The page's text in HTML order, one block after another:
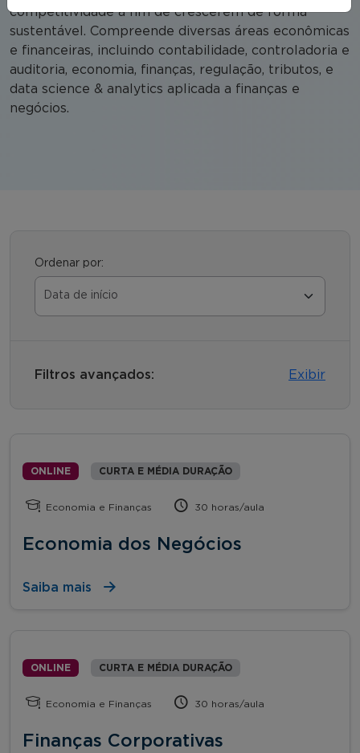
competitividade a fim de crescerem de forma
sustentável. Compreende diversas áreas econômicas
e financeiras, incluindo contabilidade, controladoria e
auditoria, economia, finanças, regulação, tributos, e
data science & analytics aplicada a finanças e
negócios.
Ordenar por:
Filtros avançados: Exibir
ONLINE CURTA E MÉDIA DURAÇÃO
Economia e Finanças 30 horas/aula
Economia dos Negócios
Saiba mais
ONLINE CURTA E MÉDIA DURAÇÃO
Economia e Finanças 30 horas/aula
Finanças Corporativas